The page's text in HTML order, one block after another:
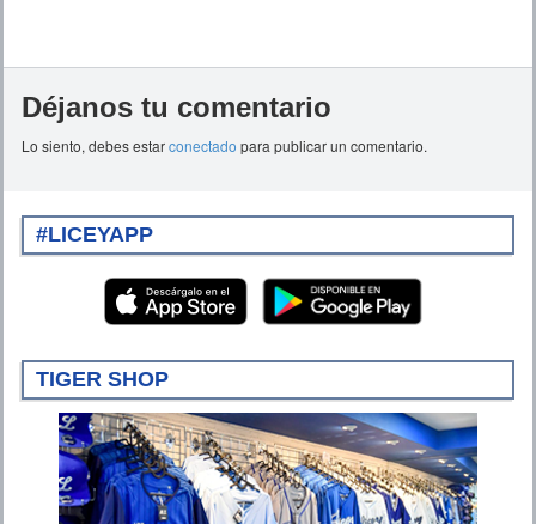
Déjanos tu comentario
Lo siento, debes estarconectado para publicar un comentario.
#LICEYAPP
TIGER SHOP